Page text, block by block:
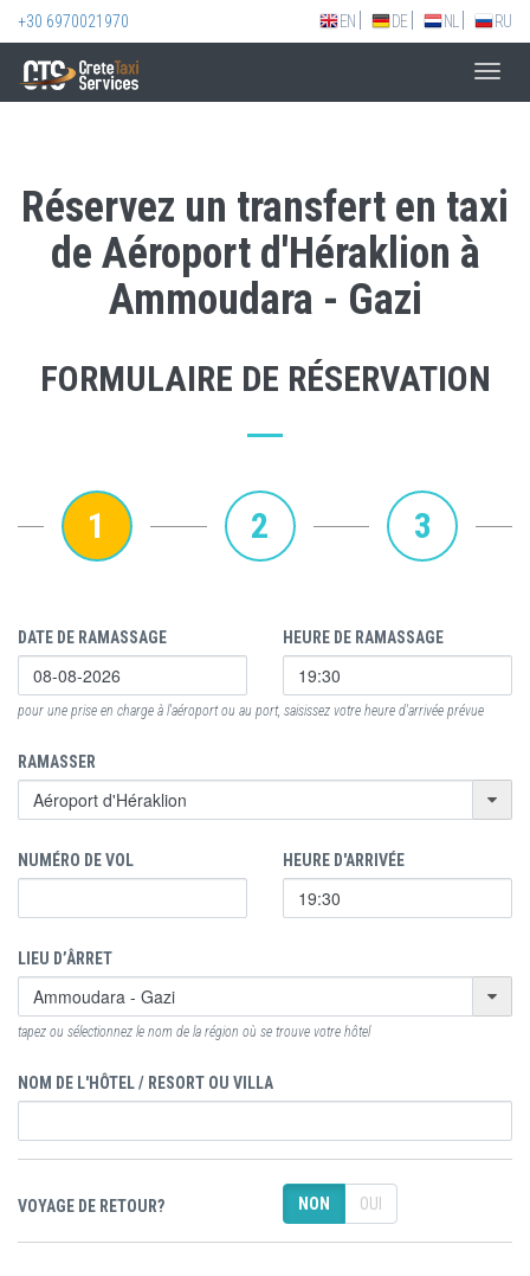
+30 6970021970 EN DE NL RU
Réservez un transfert en taxi
de Aéroport d'Héraklion à
Ammoudara - Gazi
FORMULAIRE DE RÉSERVATION
1 2 3
DATE DE RAMASSAGE HEURE DE RAMASSAGE
pour une prise en charge à l'aéroport ou au port, saisissez votre heure d'arrivée prévue
RAMASSER
NUMÉRO DE VOL HEURE D'ARRIVÉE
LIEU D’ÂRRET
tapez ou sélectionnez le nom de la région où se trouve votre hôtel
NOM DE L'HÔTEL / RESORT OU VILLA
VOYAGE DE RETOUR? NON OUI